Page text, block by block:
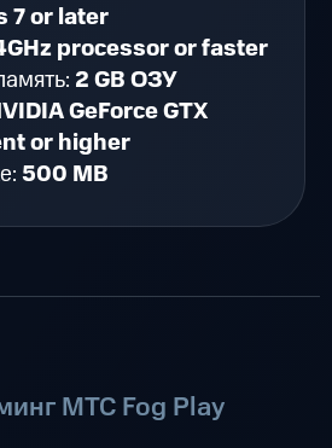
7 or later
processor or faster
2 GB ОЗУ
GeForce GTX
or higher
500 MB
МТС Fog Play